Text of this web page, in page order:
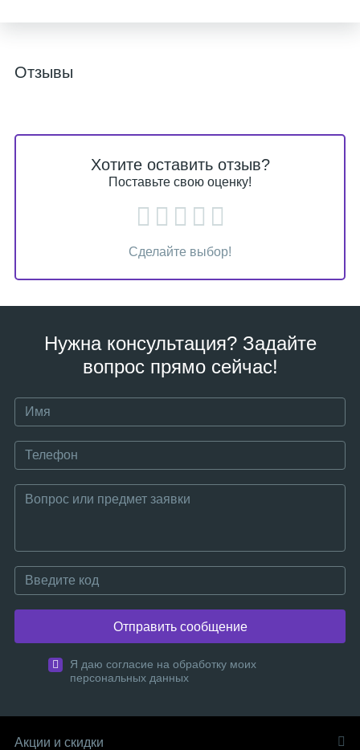
Отзывы
Хотите оставить отзыв?
Поставьте свою оценку!
Сделайте выбор!
Нужна консультация? Задайте
вопрос прямо сейчас!
Отправить сообщение
Я даю согласие на обработку моих
персональных данных
Акции и скидки